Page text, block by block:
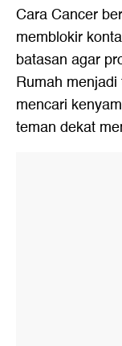
Cara Cancer
memblokir
batasan agar
Rumah
mencari
teman dekat